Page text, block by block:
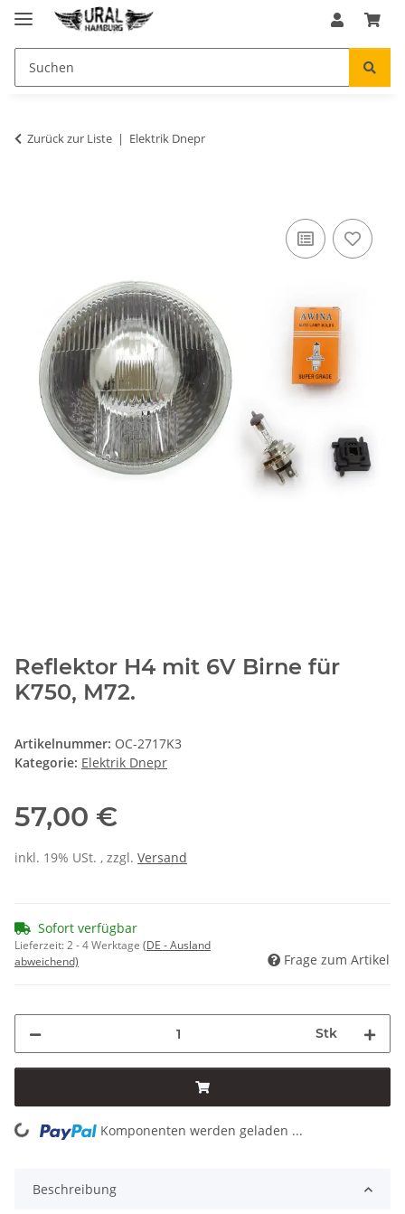
Zurück zur Liste Elektrik Dnepr
Reflektor H4 mit 6V Birne für
K750, M72.
Artikelnummer: OC-2717K3
Kategorie: Elektrik Dnepr
57,00 €
inkl. 19% USt. , zzgl. Versand
Sofort verfügbar
Lieferzeit:2 - 4 Werktage (DE - Ausland
abweichend)
Frage zum Artikel
Stk
Loading... Komponenten werden geladen ...
Beschreibung